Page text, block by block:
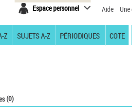
Espace personnel Aide
Z SUJETS A-Z PÉRIODIQUES COTE
(0)